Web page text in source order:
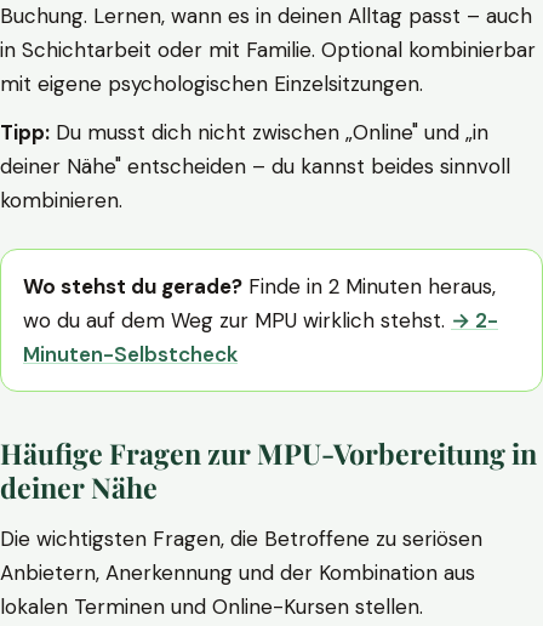
Buchung. Lernen, wann es in deinen Alltag passt – auch
in Schichtarbeit oder mit Familie. Optional kombinierbar
mit eigene psychologischen Einzelsitzungen.
Tipp: Du musst dich nicht zwischen „Online" und „in
deiner Nähe" entscheiden – du kannst beides sinnvoll
kombinieren.
Wo stehst du gerade? Finde in 2 Minuten heraus,
wo du auf dem Weg zur MPU wirklich stehst. → 2-
Minuten-Selbstcheck
Häufige Fragen zur MPU-Vorbereitung in
deiner Nähe
Die wichtigsten Fragen, die Betroffene zu seriösen
Anbietern, Anerkennung und der Kombination aus
lokalen Terminen und Online-Kursen stellen.